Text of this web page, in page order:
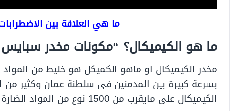
ما هي العلاقة بين
ما هو الكيميكال؟ “مكونات مخدر
مخدر الكيميكال او ماهو الكميكل هو خليط من
بسرعة كبيرة بين المدمنين فى سلطنة عمان وكثير
الكيميكال على مايقرب من 1500 نوع من المواد الضارة وهي: